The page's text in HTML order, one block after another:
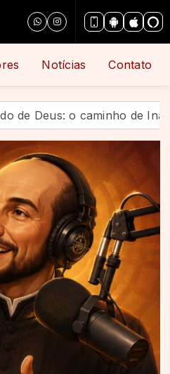
Notícias Contato
de Inácio continua